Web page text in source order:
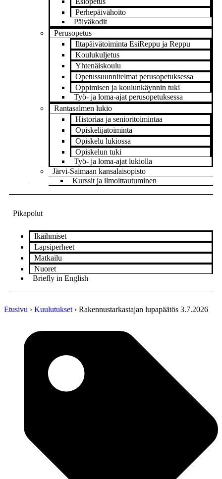
Perhepäivähoito
Päiväkodit
Perusopetus
Iltapäivätoiminta EsiReppu ja Reppu
Koulukuljetus
Yhtenäiskoulu
Opetussuunnitelmat perusopetuksessa
Oppimisen ja koulunkäynnin tuki
Työ- ja loma-ajat perusopetuksessa
Rantasalmen lukio
Historiaa ja senioritoimintaa
Opiskelijatoiminta
Opiskelu lukiossa
Opiskelun tuki
Työ- ja loma-ajat lukiolla
Järvi-Saimaan kansalaisopisto
Kurssit ja ilmoittautuminen
Pikapolut
Ikäihmiset
Lapsiperheet
Matkailu
Nuoret
Briefly in English
Etusivu › Kuulutukset › Rakennustarkastajan lupapäätös 3.7.2026